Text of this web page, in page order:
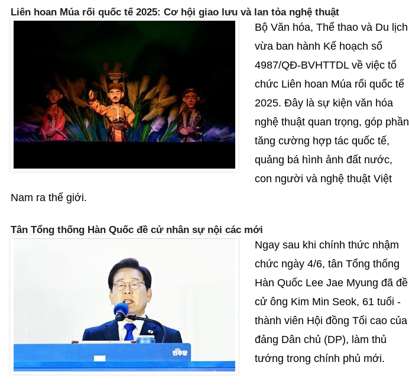
Liên hoan Múa rối quốc tế 2025: Cơ hội giao lưu và lan tỏa nghệ thuật
Bộ Văn hóa, Thể thao và Du lịch
vừa ban hành Kế hoạch số
4987/QĐ-BVHTTDL về việc tổ
chức Liên hoan Múa rối quốc tế
2025. Đây là sự kiện văn hóa
nghệ thuật quan trọng, góp phần
tăng cường hợp tác quốc tế,
quảng bá hình ảnh đất nước,
con người và nghệ thuật Việt
Nam ra thế giới.
Tân Tổng thống Hàn Quốc đề cử nhân sự nội các mới
Ngay sau khi chính thức nhậm
chức ngày 4/6, tân Tổng thống
Hàn Quốc Lee Jae Myung đã đề
cử ông Kim Min Seok, 61 tuổi -
thành viên Hội đồng Tối cao của
đảng Dân chủ (DP), làm thủ
tướng trong chính phủ mới.